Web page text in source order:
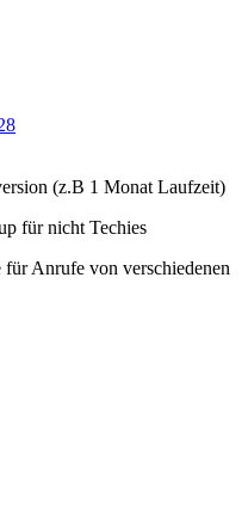
(z.B 1 Monat Laufzeit)
für nicht Techies
Anrufe von verschiedenen